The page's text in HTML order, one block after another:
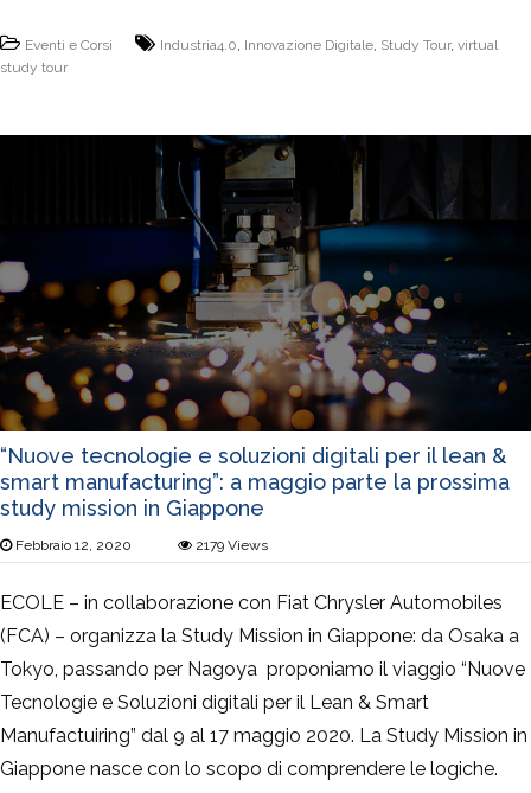
Eventi e Corsi Industria4.0, Innovazione Digitale, Study Tour, virtual
study tour
“Nuove tecnologie e soluzioni digitali per il lean &
smart manufacturing”: a maggio parte la prossima
study mission in Giappone
Febbraio 12, 2020 2179 Views
ECOLE – in collaborazione con Fiat Chrysler Automobiles
(FCA) – organizza la Study Mission in Giappone: da Osaka a
Tokyo, passando per Nagoya proponiamo il viaggio “Nuove
Tecnologie e Soluzioni digitali per il Lean & Smart
Manufactuiring” dal 9 al 17 maggio 2020. La Study Mission in
Giappone nasce con lo scopo di comprendere le logiche.